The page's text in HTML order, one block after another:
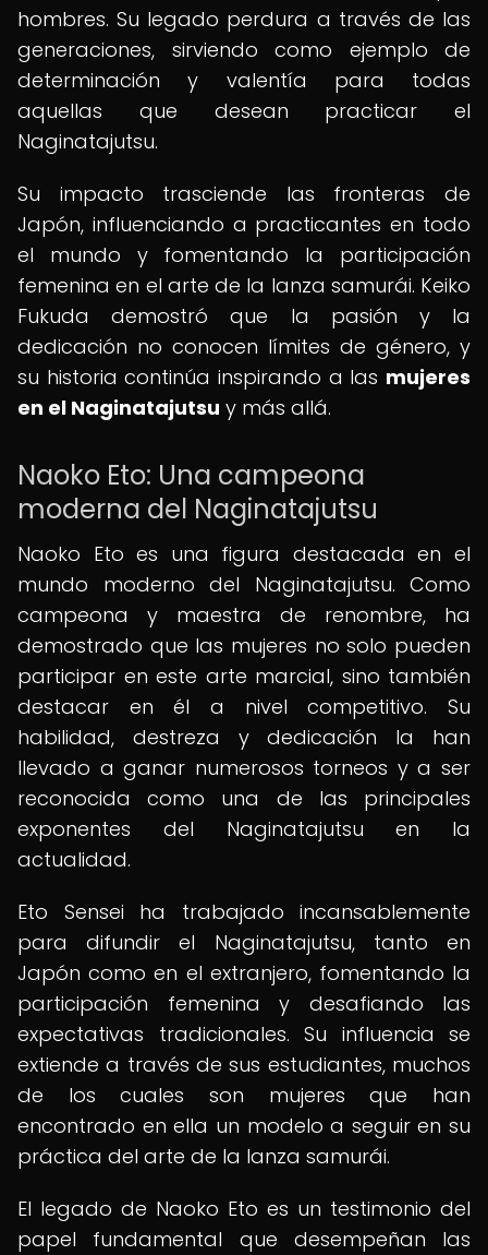
hombres. Su legado perdura a través de las
generaciones, sirviendo como ejemplo de
determinación y valentía para todas
aquellas que desean practicar el
Naginatajutsu.
Su impacto trasciende las fronteras de
Japón, influenciando a practicantes en todo
el mundo y fomentando la participación
femenina en el arte de la lanza samurái. Keiko
Fukuda demostró que la pasión y la
dedicación no conocen límites de género, y
su historia continúa inspirando a las mujeres
en el Naginatajutsu y más allá.
Naoko Eto: Una campeona
moderna del Naginatajutsu
Naoko Eto es una figura destacada en el
mundo moderno del Naginatajutsu. Como
campeona y maestra de renombre, ha
demostrado que las mujeres no solo pueden
participar en este arte marcial, sino también
destacar en él a nivel competitivo. Su
habilidad, destreza y dedicación la han
llevado a ganar numerosos torneos y a ser
reconocida como una de las principales
exponentes del Naginatajutsu en la
actualidad.
Eto Sensei ha trabajado incansablemente
para difundir el Naginatajutsu, tanto en
Japón como en el extranjero, fomentando la
participación femenina y desafiando las
expectativas tradicionales. Su influencia se
extiende a través de sus estudiantes, muchos
de los cuales son mujeres que han
encontrado en ella un modelo a seguir en su
práctica del arte de la lanza samurái.
El legado de Naoko Eto es un testimonio del
papel fundamental que desempeñan las